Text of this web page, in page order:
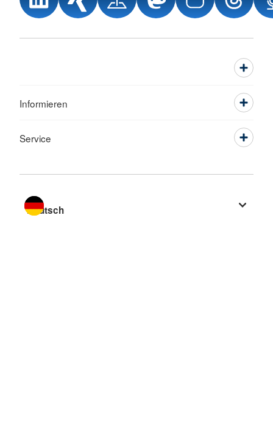
Informieren
Service
Sprache wechseln zu